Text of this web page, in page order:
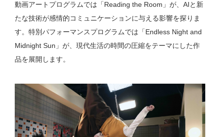
動画アートプログラムでは「Reading the Room」が、AIと新
たな技術が感情的コミュニケーションに与える影響を探りま
す。特別パフォーマンスプログラムでは「Endless Night and
Midnight Sun」が、現代生活の時間の圧縮をテーマにした作
品を展開します。